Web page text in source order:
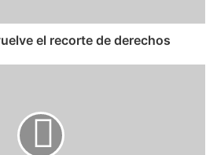
el recorte de derechos